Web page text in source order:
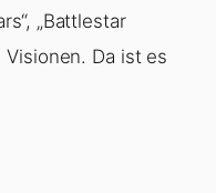
„Battlestar
Da ist es